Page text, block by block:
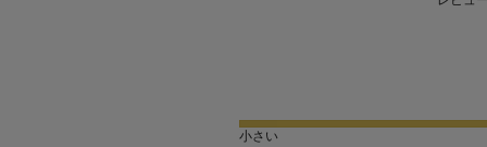
小さい